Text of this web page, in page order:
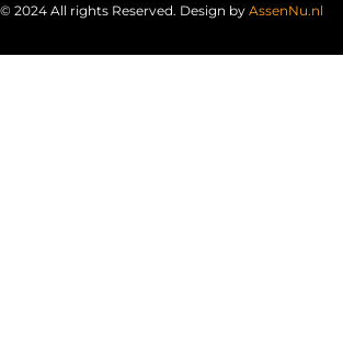
© 2024 All rights Reserved. Design by AssenNu.nl